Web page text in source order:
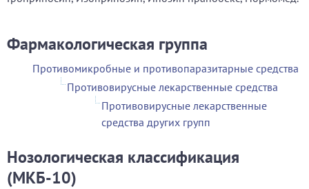
Фармакологическая группа
Противомикробные и противопаразитарные средства
Противовирусные лекарственные средства
Противовирусные лекарственные
средства других групп
Нозологическая классификация
(МКБ-10)